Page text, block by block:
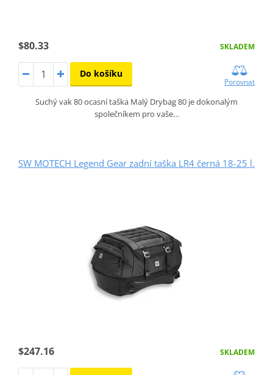
$80.33 SKLADEM
Do košíku
Porovnat
Suchý vak 80 ocasní taška Malý Drybag 80 je dokonalým
společníkem pro vaše…
SW MOTECH Legend Gear zadní taška LR4 černá 18-25 l.
$247.16 SKLADEM